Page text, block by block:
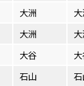
大洲
大洲
大谷
石山